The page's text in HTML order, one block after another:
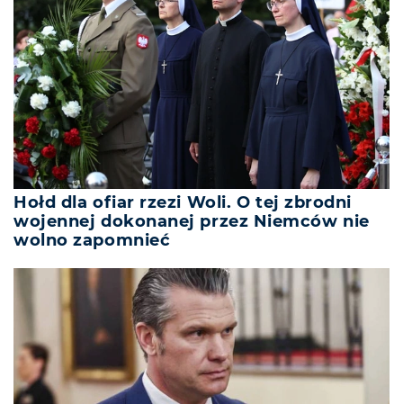
Hołd dla ofiar rzezi Woli. O tej zbrodni
wojennej dokonanej przez Niemców nie
wolno zapomnieć